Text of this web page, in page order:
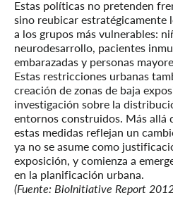
Estas políticas no pretenden
sino reubicar estratégicamente
a los grupos más vulnerables:
neurodesarrollo, pacientes
embarazadas y personas
Estas restricciones urbanas
creación de zonas de baja
investigación sobre la
entornos construidos. Más allá
estas medidas reflejan un
ya no se asume como
exposición, y comienza a
en la planificación urbana.
(Fuente: BioInitiative Report